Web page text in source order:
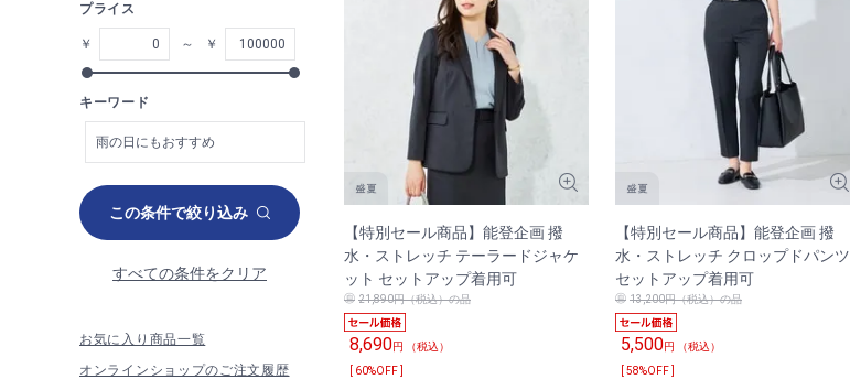
【特別セール商品】能登企画 撥
水・ストレッチ テーラードジャケ
ット セットアップ着用可
21,890円（税込）の品
8,690円 （税込）
[ 60%OFF ]
【特別セール商品】能登企画 撥
水・ストレッチ クロップドパンツ
セットアップ着用可
13,200円（税込）の品
5,500円 （税込）
[ 58%OFF ]
プライス
￥ ～ ￥
キーワード
この条件で絞り込み
すべての条件をクリア
お気に入り商品一覧
オンラインショップのご注文履歴